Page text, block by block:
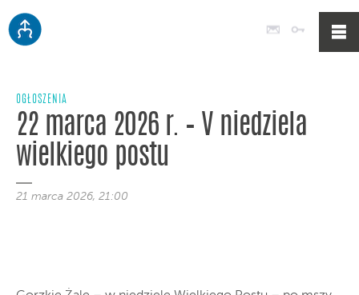
Poczta
OGŁOSZENIA
22 marca 2026 r. – V niedziela
wielkiego postu
21 marca 2026, 21:00